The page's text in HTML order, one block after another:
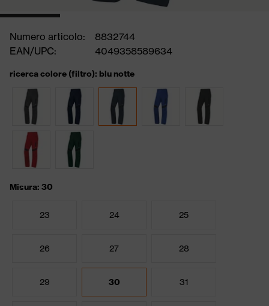
Numero articolo:
8832744
EAN/UPC:
4049358589634
ricerca colore (filtro): blu notte
Misura: 30
23 24 25
26 27 28
29 30 31